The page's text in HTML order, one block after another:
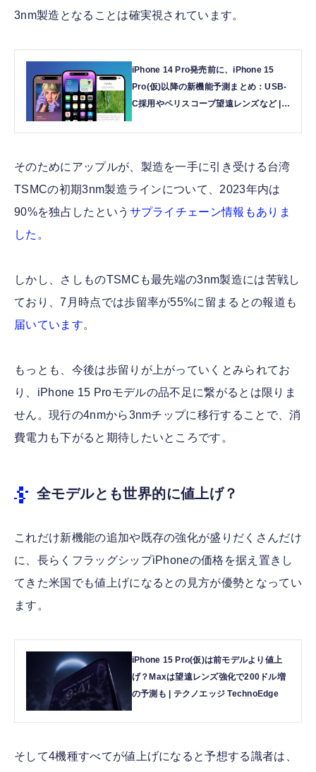
3nm製造となることは確実視されています。
iPhone 14 Pro発売前に、iPhone 15
Pro(仮)以降の新機能予測まとめ：USB-
C採用やペリスコープ望遠レンズなど |
そのためにアップルが、製造を一手に引き受ける台湾
TSMCの初期3nm製造ラインについて、2023年内は
90%を独占したという サプライチェーン情報もありま
した 。
しかし、さしものTSMCも最先端の3nm製造には苦戦し
ており、7月時点では歩留率が55%に留まるとの報道も
届いています。
もっとも、今後は歩留りが上がっていくとみられてお
り、iPhone 15 Proモデルの品不足に繋がるとは限りま
せん。現行の4nmから3nmチップに移行することで、消
費電力も下がると期待したいところです。
全モデルとも世界的に値上げ？
これだけ新機能の追加や既存の強化が盛りだくさんだけ
に、長らくフラッグシップiPhoneの価格を据え置きし
てきた米国でも値上げになるとの見方が優勢となってい
ます。
iPhone 15 Pro(仮)は前モデルより値上
げ？Maxは望遠レンズ強化で200ドル増
の予測も | テクノエッジ TechnoEdge
そして4機種すべてが値上げになると予想する識者は、